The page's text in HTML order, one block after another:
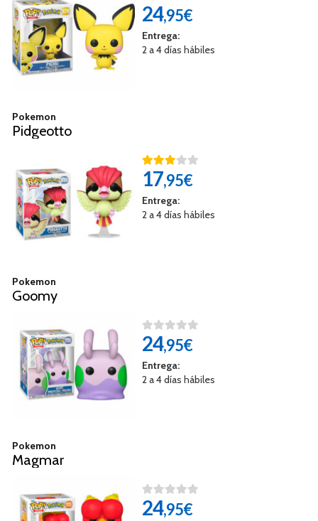
24,95€
Entrega:
2 a 4 días hábiles
Pokemon
Pidgeotto
17,95€
Entrega:
2 a 4 días hábiles
Pokemon
Goomy
24,95€
Entrega:
2 a 4 días hábiles
Pokemon
Magmar
24,95€